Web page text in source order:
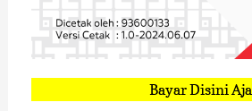
Bayar Disini Aja